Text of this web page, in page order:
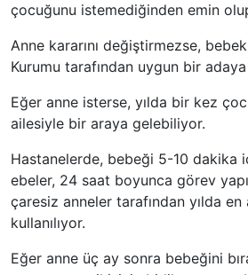
çocuğunu istemediğinden emin
Anne kararını değiştirmezse,
Kurumu tarafından uygun bir
Eğer anne isterse, yılda bir kez
ailesiyle bir araya gelebiliyor.
Hastanelerde, bebeği 5-10 dakika
ebeler, 24 saat boyunca görev
çaresiz anneler tarafından yılda
kullanılıyor.
Eğer anne üç ay sonra bebeğini